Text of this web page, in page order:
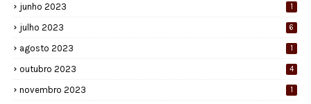
junho 2023 1
julho 2023 6
agosto 2023 1
outubro 2023 4
novembro 2023 1